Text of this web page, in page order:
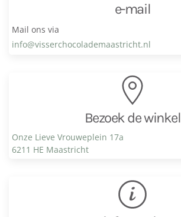
e-mail
Mail ons via
info@visser­chocolade­maastricht.nl
Bezoek de winkel
Onze Lieve Vrouweplein 17a
6211 HE Maastricht